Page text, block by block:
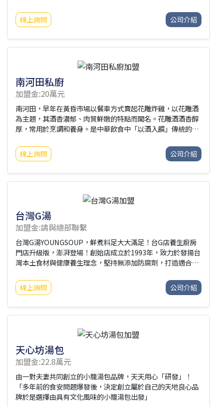
作為價格區別。更是第一家，也是唯一的一家投保產品責任險
的粥品連鎖品牌，展現誠信負責的態度！
線上詢問 公司介紹
南河田私廚
加盟金:20萬元
南河田，早年在黃昏市場以餐車方式賣起花雕炸雞，以花雕酒
為主題，其酒香濃郁、肉質鮮嫩的特點而聞名。花雕酒酒香醇
厚，常用於烹調和養身。是中華飲食中「以酒入饌」傳統的典
檔宴客菜，在歷經文化的演變，進而衍生現代新創「花雕香酥
雞」，古法新作，一遍香如一遍。※本公司附有炸雞餐車加盟,
線上詢問 公司介紹
台灣G湯
加盟金:請與總部聯繫
台灣G湯YOUNGSOUP，鮮煮料足大大滿足！台G店養生廚房
門店升級版，澎湃登場！創始店成立於1993年，致力於發揚台
灣本土食材與健康養生理念，堅持無添加防腐劑，打造適合全
食是台灣G湯的經營理念，目標成為大家的健康養生灶咖，用
最有溫度的料理心情，烹飪最暖心暖味給每位家人，以湯為
線上詢問 公司介紹
天心坊湯包
加盟金:22.8萬元
由一對夫妻共同創立的小籠湯包品牌，天天用心「研發」！
「多年前的食安問題爆發後，決定創立屬於自己的天地良心品
牌於是選擇由具有文化風味的小籠湯包出發」